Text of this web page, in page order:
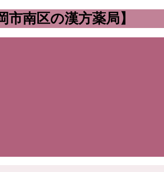
南区の漢方薬局】